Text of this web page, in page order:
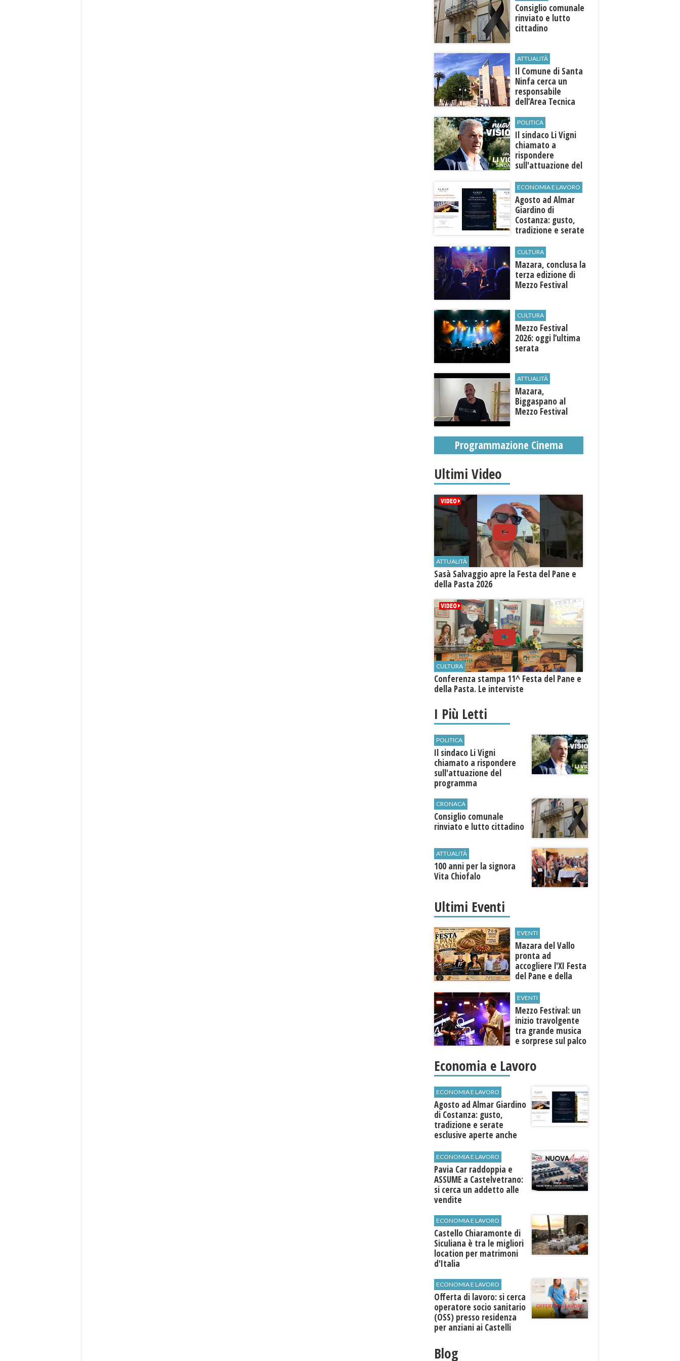
Consiglio comunale
rinviato e lutto
cittadino
ATTUALITÀ
Il Comune di ​Santa
Ninfa cerca un
responsabile
dell’Area Tecnica
POLITICA
Il sindaco Li Vigni
chiamato a
rispondere
sull'attuazione del
ECONOMIA E LAVORO
Agosto ad Almar
Giardino di
Costanza: gusto,
tradizione e serate
anche agli ospiti
esterni
CULTURA
​Mazara, conclusa la
terza edizione di
Mezzo Festival
CULTURA
Mezzo Festival
2026: oggi l’ultima
serata
ATTUALITÀ
Mazara,
Biggaspano al
Mezzo Festival
Programmazione Cinema
Ultimi Video
ATTUALITÀ
Sasà Salvaggio apre la Festa del Pane e
della Pasta 2026
CULTURA
Conferenza stampa 11^ Festa del Pane e
della Pasta. Le interviste
I Più Letti
POLITICA
Il sindaco Li Vigni
chiamato a rispondere
sull'attuazione del
programma
CRONACA
Consiglio comunale
rinviato e lutto cittadino
ATTUALITÀ
100 anni per la signora
Vita Chiofalo
Ultimi Eventi
EVENTI
Mazara del Vallo
pronta ad
accogliere l'XI Festa
del Pane e della
EVENTI
Mezzo Festival: un
inizio travolgente
tra grande musica
e sorprese sul palco
Economia e Lavoro
ECONOMIA E LAVORO
Agosto ad Almar Giardino
di Costanza: gusto,
tradizione e serate
esclusive aperte anche
ECONOMIA E LAVORO
Pavia Car raddoppia e
ASSUME a Castelvetrano:
si cerca un addetto alle
vendite
ECONOMIA E LAVORO
Castello Chiaramonte di
Siculiana è tra le migliori
location per matrimoni
d'Italia
ECONOMIA E LAVORO
Offerta di lavoro: si cerca
operatore socio sanitario
(OSS) presso residenza
per anziani ai Castelli
Blog